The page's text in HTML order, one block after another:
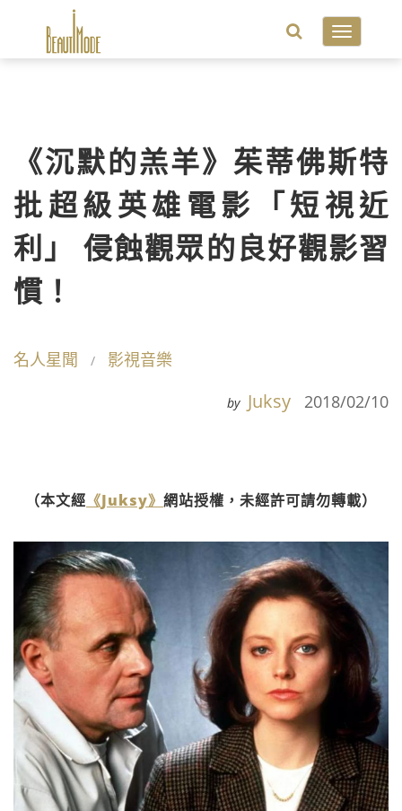
Toggle
《沉默的羔羊》茱蒂佛斯特
批超級英雄電影「短視近
利」 侵蝕觀眾的良好觀影習
慣！
名人星聞 影視音樂
by Juksy 2018/02/10
（本文經 《Juksy》 網站授權，未經許可請勿轉載）